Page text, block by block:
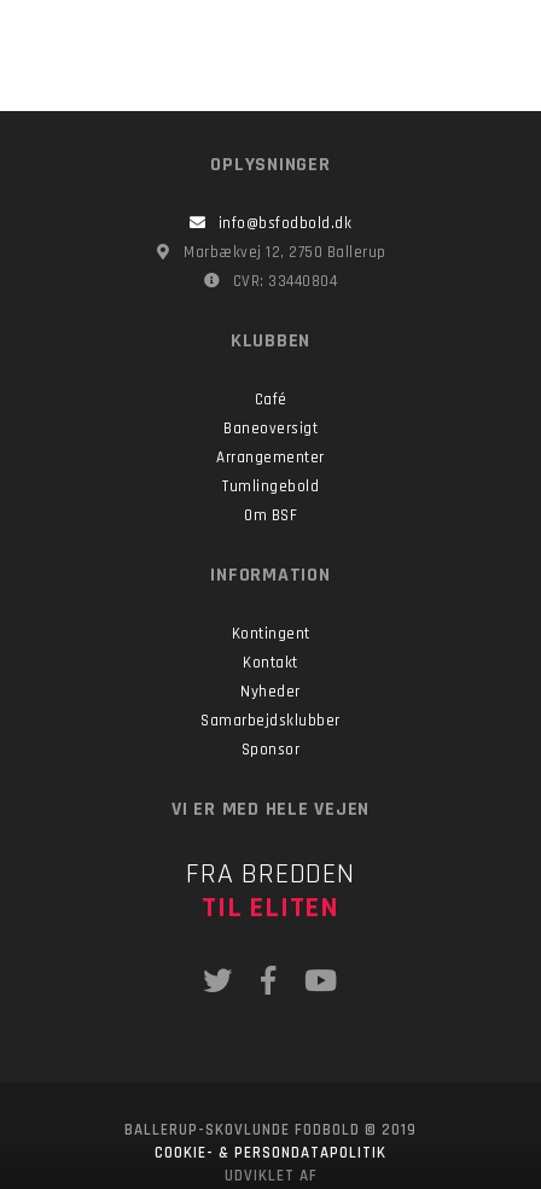
OPLYSNINGER
info@bsfodbold.dk
Marbækvej 12, 2750 Ballerup
CVR: 33440804
KLUBBEN
Café
Baneoversigt
Arrangementer
Tumlingebold
Om BSF
INFORMATION
Kontingent
Kontakt
Nyheder
Samarbejdsklubber
Sponsor
VI ER MED HELE VEJEN
FRA BREDDEN
TIL ELITEN
BALLERUP-SKOVLUNDE FODBOLD © 2019
COOKIE- & PERSONDATAPOLITIK
UDVIKLET AF